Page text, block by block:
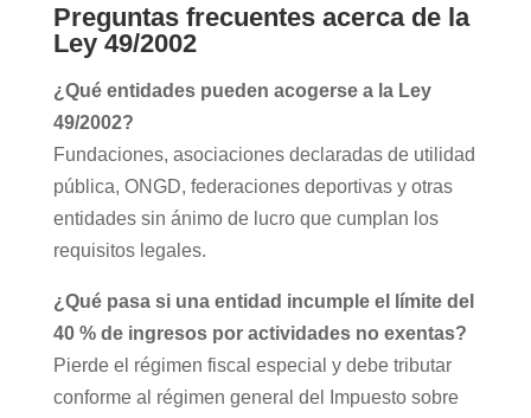
Preguntas frecuentes acerca de la
Ley 49/2002
¿Qué entidades pueden acogerse a la Ley
49/2002?
Fundaciones, asociaciones declaradas de utilidad
pública, ONGD, federaciones deportivas y otras
entidades sin ánimo de lucro que cumplan los
requisitos legales.
¿Qué pasa si una entidad incumple el límite del
40 % de ingresos por actividades no exentas?
Pierde el régimen fiscal especial y debe tributar
conforme al régimen general del Impuesto sobre